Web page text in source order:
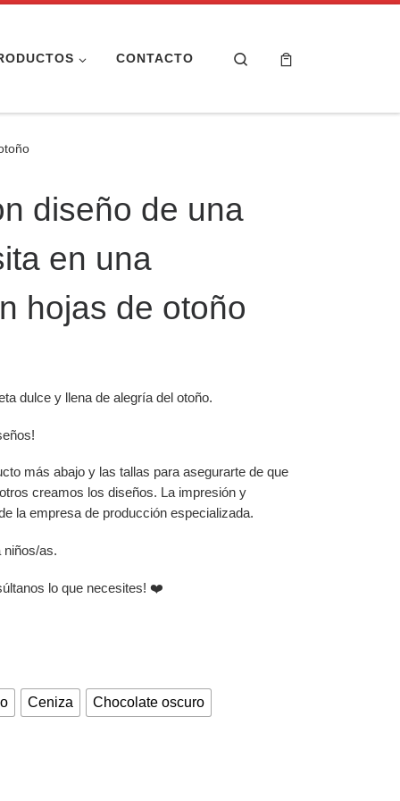
CONTACTO Search
diseño de una
en una
hojas de otoño
dulce y llena de alegría del otoño.
más abajo y las tallas para asegurarte de que
creamos los diseños. La impresión y
la empresa de producción especializada.
niños/as.
lo que necesites! ❤️
Ceniza Chocolate oscuro